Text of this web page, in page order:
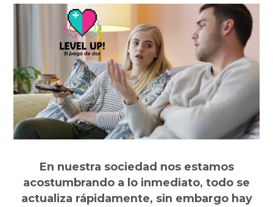
En nuestra sociedad nos estamos
acostumbrando a lo inmediato, todo se
actualiza rápidamente, sin embargo hay